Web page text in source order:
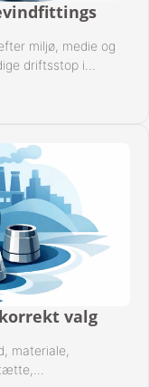
miljø, medie og
driftsstop i
valg
materiale,